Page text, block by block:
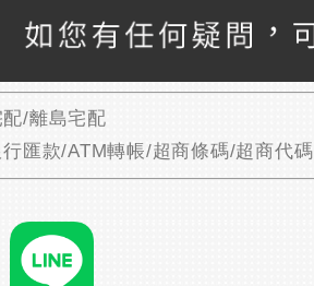
/離島宅配
匯款/ATM轉帳/超商條碼/超商代碼